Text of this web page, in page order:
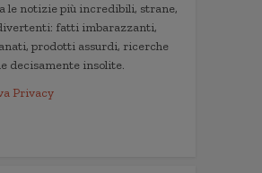
le notizie più incredibili, strane,
fatti imbarazzanti,
prodotti assurdi, ricerche
decisamente insolite.
Privacy